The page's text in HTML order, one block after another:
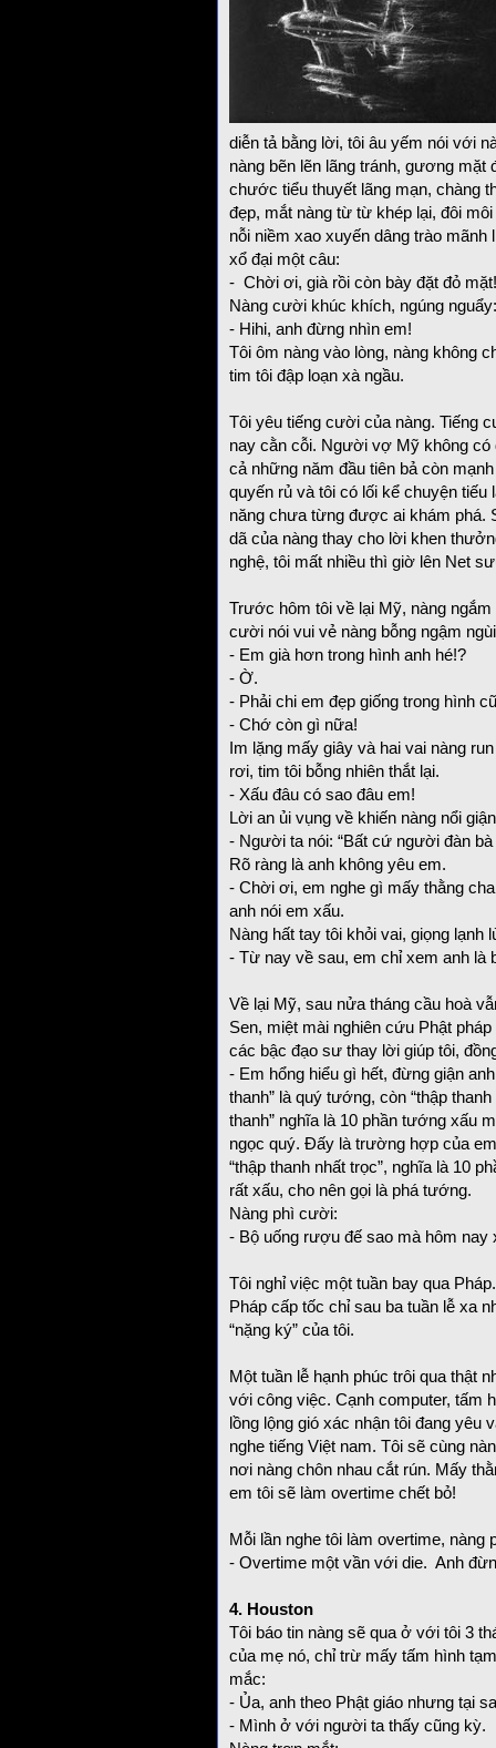
diễn tả bằng lời, tôi âu yếm nói với
nàng bẽn lẽn lãng tránh, gương mặt
chước tiểu thuyết lãng mạn, chàng
đẹp, mắt nàng từ từ khép lại, đôi
nỗi niềm xao xuyến dâng trào
xổ đại một câu:
- Chời ơi, già rồi còn bày đặt đỏ mặt!
Nàng cười khúc khích, ngúng nguẩy:
- Hihi, anh đừng nhìn em!
Tôi ôm nàng vào lòng, nàng không
tim tôi đập loạn xà ngầu.
Tôi yêu tiếng cười của nàng. Tiếng
nay cằn cỗi. Người vợ Mỹ không
cả những năm đầu tiên bả còn
quyến rủ và tôi có lối kể chuyện tiếu
năng chưa từng được ai khám phá.
dã của nàng thay cho lời khen
nghệ, tôi mất nhiều thì giờ lên Net
Trước hôm tôi về lại Mỹ, nàng
cười nói vui vẻ nàng bỗng ngậm
- Em già hơn trong hình anh hé!?
- Ờ.
- Phải chi em đẹp giống trong hình
- Chớ còn gì nữa!
Im lặng mấy giây và hai vai nàng
rơi, tim tôi bỗng nhiên thắt lại.
- Xấu đâu có sao đâu em!
Lời an ủi vụng về khiến nàng nổi
- Người ta nói: “Bất cứ người đàn
Rõ ràng là anh không yêu em.
- Chời ơi, em nghe gì mấy thằng
anh nói em xấu.
Nàng hất tay tôi khỏi vai, giọng lạnh
- Từ nay về sau, em chỉ xem anh là
Về lại Mỹ, sau nửa tháng cầu hoà
Sen, miệt mài nghiên cứu Phật
các bậc đạo sư thay lời giúp tôi,
- Em hổng hiểu gì hết, đừng giận
thanh” là quý tướng, còn “thập
thanh” nghĩa là 10 phần tướng xấu
ngọc quý. Đấy là trường hợp của
“thập thanh nhất trọc”, nghĩa là 10
rất xấu, cho nên gọi là phá tướng.
Nàng phì cười:
- Bộ uống rượu đế sao mà hôm nay
Tôi nghỉ việc một tuần bay qua
Pháp cấp tốc chỉ sau ba tuần lễ xa
“nặng ký” của tôi.
Một tuần lễ hạnh phúc trôi qua thật
với công việc. Cạnh computer, tấm
lồng lộng gió xác nhận tôi đang
nghe tiếng Việt nam. Tôi sẽ cùng
nơi nàng chôn nhau cắt rún. Mấy
em tôi sẽ làm overtime chết bỏ!
Mỗi lần nghe tôi làm overtime, nàng
- Overtime một vần với die. Anh
4. Houston
Tôi báo tin nàng sẽ qua ở với tôi 3
của mẹ nó, chỉ trừ mấy tấm hình
mắc:
- Ủa, anh theo Phật giáo nhưng tại
- Mình ở với người ta thấy cũng kỳ.